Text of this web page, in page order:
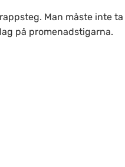
Man måste inte ta
på promenadstigarna.